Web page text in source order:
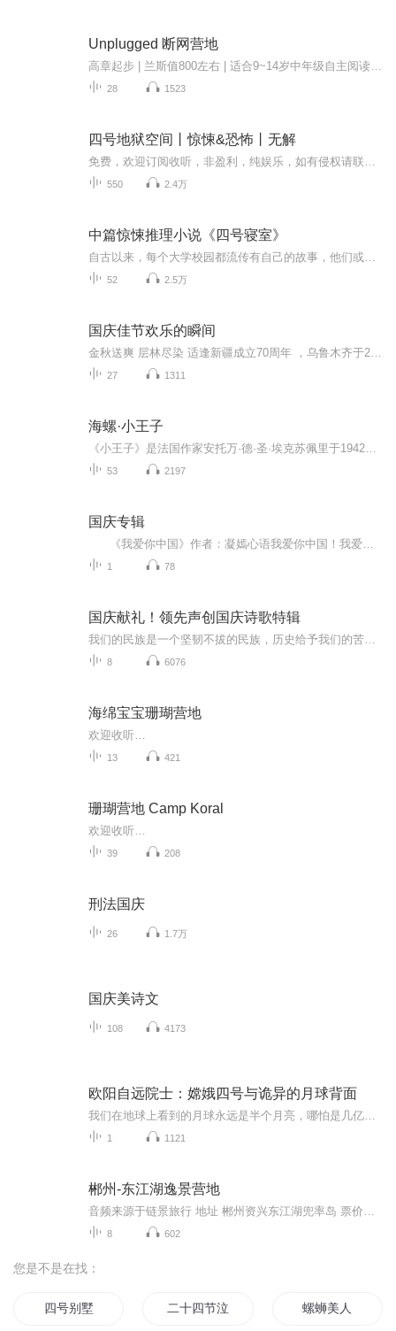
Unplugged 断网营地
28 1523
四号地狱空间丨惊悚&恐怖丨无解
550 2.4万
中篇惊悚推理小说《四号寝室》
52 2.5万
国庆佳节欢乐的瞬间
27 1311
海螺·小王子
53 2197
国庆专辑
1 78
国庆献礼！领先声创国庆诗歌特辑
8 6076
海绵宝宝珊瑚营地
欢迎收听…
13 421
珊瑚营地 Camp Koral
欢迎收听…
39 208
刑法国庆
26 1.7万
国庆美诗文
108 4173
欧阳自远院士：嫦娥四号与诡异的月球背面
1 1121
郴州-东江湖逸景营地
8 602
您是不是在找：
四号别墅 二十四节泣歌 螺蛳美人